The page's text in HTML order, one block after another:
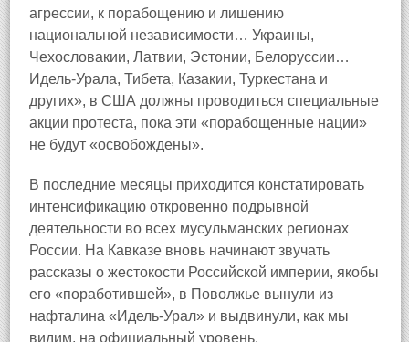
агрессии, к порабощению и лишению
национальной независимости… Украины,
Чехословакии, Латвии, Эстонии, Белоруссии…
Идель-Урала, Тибета, Казакии, Туркестана и
других», в США должны проводиться специальные
акции протеста, пока эти «порабощенные нации»
не будут «освобождены».
В последние месяцы приходится констатировать
интенсификацию откровенно подрывной
деятельности во всех мусульманских регионах
России. На Кавказе вновь начинают звучать
рассказы о жестокости Российской империи, якобы
его «поработившей», в Поволжье вынули из
нафталина «Идель-Урал» и выдвинули, как мы
видим, на официальный уровень.